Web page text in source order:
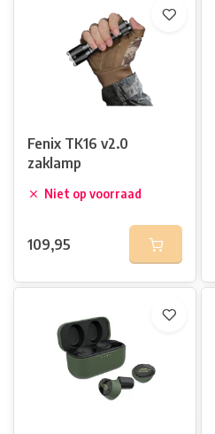
Fenix TK16 v2.0
zaklamp
Niet op voorraad
109,95